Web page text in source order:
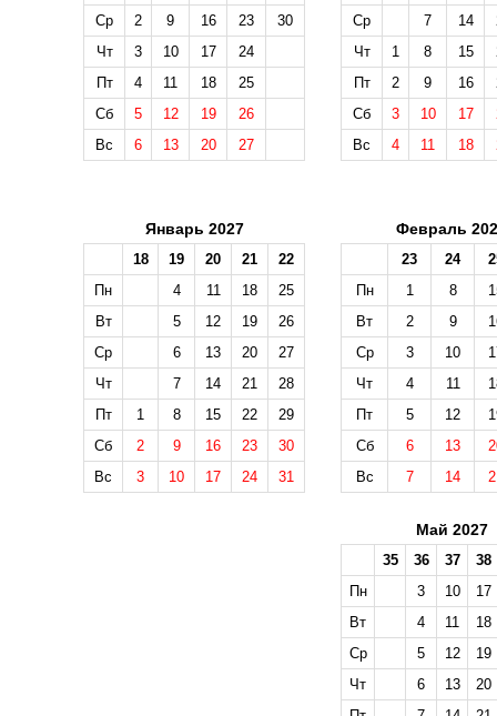
Ср
2 9 16 23
30
Чт
3 10 17
24
Пт
4 11 18
25
Сб
5 12 19
26
Вс
6 13 20 27
Ср
7 14
Чт
1 8 15
Пт
2 9 16
Сб
3 10 17
Вс
4 11 18
Январь 2027
18 19 20 21
22
Пн
4 11 18
25
Вт
5 12 19
26
Ср
6 13 20
27
Чт
7 14 21
28
Пт
1 8 15 22
29
Сб
2 9 16 23
30
Вс
3 10 17 24 31
Февраль
23 24
Пн
1 8
Вт
2 9
Ср
3 10
Чт
4 11
Пт
5 12
Сб
6 13
Вс
7 14
Май 2027
35 36 37
38
Пн
3 10
17
Вт
4 11
18
Ср
5 12
19
Чт
6 13
20